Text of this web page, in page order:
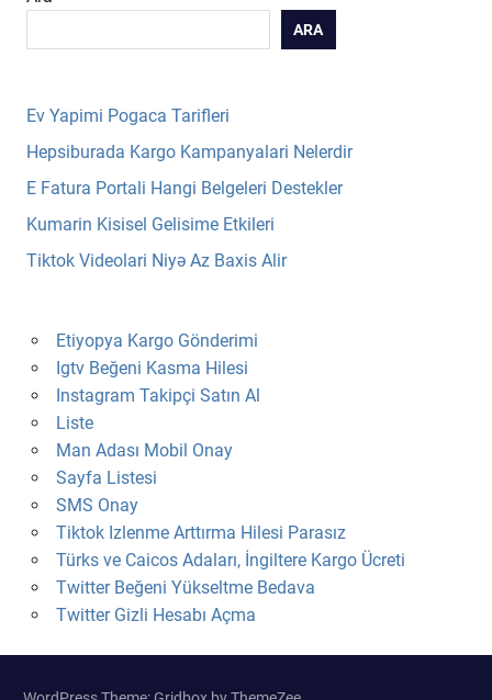
ARA
Ev Yapimi Pogaca Tarifleri
Hepsiburada Kargo Kampanyalari Nelerdir
E Fatura Portali Hangi Belgeleri Destekler
Kumarin Kisisel Gelisime Etkileri
Tiktok Videolari Niyə Az Baxis Alir
Etiyopya Kargo Gönderimi
Igtv Beğeni Kasma Hilesi
Instagram Takipçi Satın Al
Liste
Man Adası Mobil Onay
Sayfa Listesi
SMS Onay
Tiktok Izlenme Arttırma Hilesi Parasız
Türks ve Caicos Adaları, İngiltere Kargo Ücreti
Twitter Beğeni Yükseltme Bedava
Twitter Gizli Hesabı Açma